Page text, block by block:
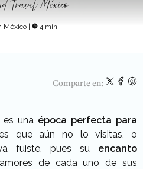
Travel México
México 4 min
Comparte en:
es una época perfecta para
que aún no lo visitas, o
fuiste, pues su encanto
de cada uno de sus